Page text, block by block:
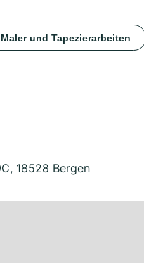
Maler und Tapezierarbeiten
18528 Bergen